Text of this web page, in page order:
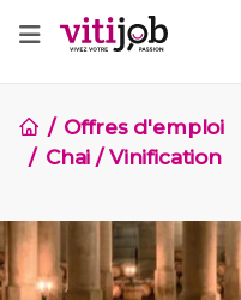
Offres d'emploi
Chai / Vinification